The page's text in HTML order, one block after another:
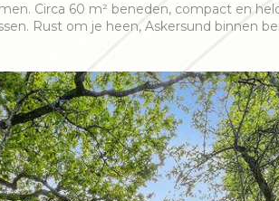
Circa 60 m² beneden, compact en
Rust om je heen, Askersund binnen